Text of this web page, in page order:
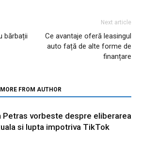
bărbații
Next article
Ce avantaje oferă leasingul
auto față de alte forme de
finanțare
MORE FROM AUTHOR
Petras vorbeste despre eliberarea
si lupta impotriva TikTok